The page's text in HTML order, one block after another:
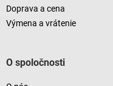
Doprava a cena
Výmena a vrátenie
O spoločnosti